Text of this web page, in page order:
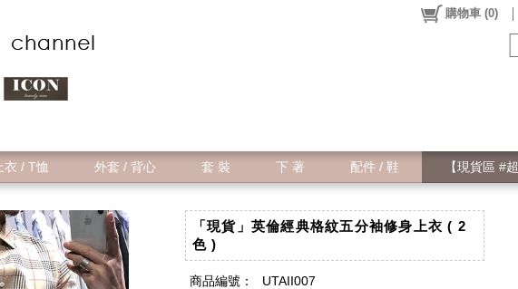
購物車 (0)
衣 / T恤 外套 / 背心 套 裝 下 著 配件 / 鞋 【現貨區 #
「現貨」英倫經典格紋五分袖修身上衣 ( 2
色 )
商品編號： UTAII007